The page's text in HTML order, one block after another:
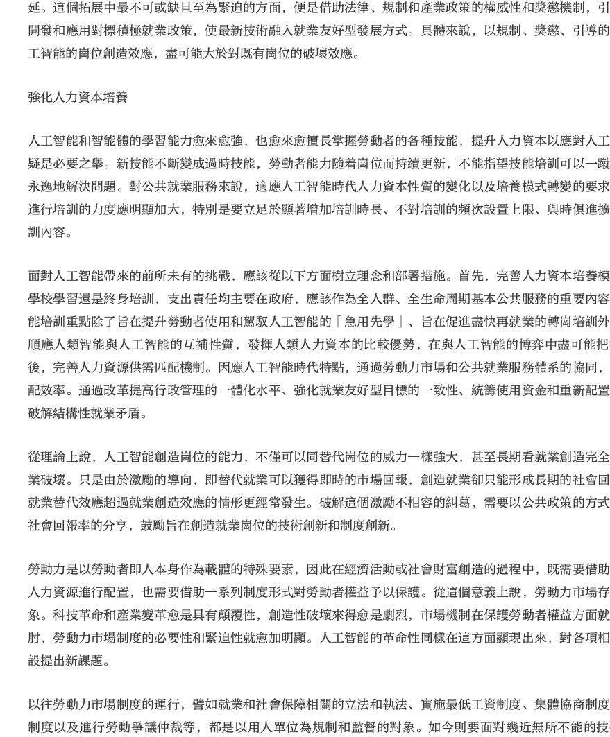
延。這個拓展中最不可或缺且至為緊迫的方面，便是借助法律、規制和產業政策的權威性和獎懲機制，
開發和應用對標積極就業政策，使最新技術融入就業友好型發展方式。具體來說，以規制、獎懲、引導
工智能的崗位創造效應，盡可能大於對既有崗位的破壞效應。
強化人力資本培養
人工智能和智能體的學習能力愈來愈強，也愈來愈擅長掌握勞動者的各種技能，提升人力資本以應對人
疑是必要之舉。新技能不斷變成過時技能，勞動者能力隨着崗位而持續更新，不能指望技能培訓可以一
永逸地解決問題。對公共就業服務來說，適應人工智能時代人力資本性質的變化以及培養模式轉變的要
進行培訓的力度應明顯加大，特別是要立足於顯著增加培訓時長、不對培訓的頻次設置上限、與時俱進
訓內容。
面對人工智能帶來的前所未有的挑戰，應該從以下方面樹立理念和部署措施。首先，完善人力資本培養
學校學習還是終身培訓，支出責任均主要在政府，應該作為全人群、全生命周期基本公共服務的重要內
能培訓重點除了旨在提升勞動者使用和駕馭人工智能的「急用先學」、旨在促進盡快再就業的轉崗培訓
順應人類智能與人工智能的互補性質，發揮人類人力資本的比較優勢，在與人工智能的博弈中盡可能
後，完善人力資源供需匹配機制。因應人工智能時代特點，通過勞動力市場和公共就業服務體系的協同
配效率。通過改革提高行政管理的一體化水平、強化就業友好型目標的一致性、統籌使用資金和重新配
破解結構性就業矛盾。
從理論上說，人工智能創造崗位的能力，不僅可以同替代崗位的威力一樣強大，甚至長期看就業創造完
業破壞。只是由於激勵的導向，即替代就業可以獲得即時的市場回報，創造就業卻只能形成長期的社會
就業替代效應超過就業創造效應的情形更經常發生。破解這個激勵不相容的糾葛，需要以公共政策的方
社會回報率的分享，鼓勵旨在創造就業崗位的技術創新和制度創新。
勞動力是以勞動者即人本身作為載體的特殊要素，因此在經濟活動或社會財富創造的過程中，既需要借
人力資源進行配置，也需要借助一系列制度形式對勞動者權益予以保護。從這個意義上說，勞動力市場
象。科技革命和產業變革愈是具有顛覆性，創造性破壞來得愈是劇烈，市場機制在保護勞動者權益方面
肘，勞動力市場制度的必要性和緊迫性就愈加明顯。人工智能的革命性同樣在這方面顯現出來，對各項
設提出新課題。
以往勞動力市場制度的運行，譬如就業和社會保障相關的立法和執法、實施最低工資制度、集體協商制
制度以及進行勞動爭議仲裁等，都是以用人單位為規制和監督的對象。如今則要面對幾近無所不能的